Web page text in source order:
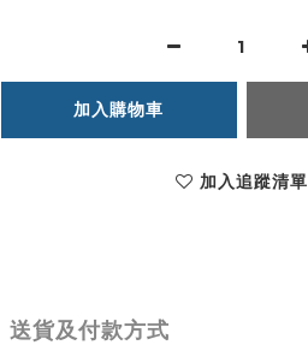
加入購物車
加入追蹤清單
送貨及付款方式